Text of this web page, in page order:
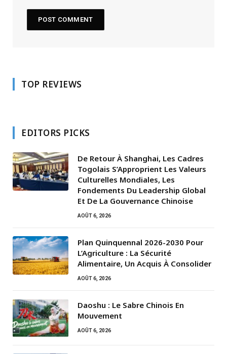
TOP REVIEWS
EDITORS PICKS
De Retour À Shanghai, Les Cadres
Togolais S’Approprient Les Valeurs
Culturelles Mondiales, Les
Fondements Du Leadership Global
Et De La Gouvernance Chinoise
AOÛT 6, 2026
Plan Quinquennal 2026-2030 Pour
L’Agriculture : La Sécurité
Alimentaire, Un Acquis À Consolider
AOÛT 6, 2026
Daoshu : Le Sabre Chinois En
Mouvement
AOÛT 6, 2026